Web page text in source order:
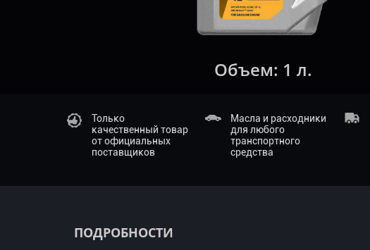
Объем: 1 л.
Только
качественный товар
от официальных
поставщиков
Масла и расходники
для любого
транспортного
средства
ПОДРОБНОСТИ